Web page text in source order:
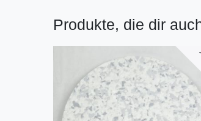
Produkte, die dir